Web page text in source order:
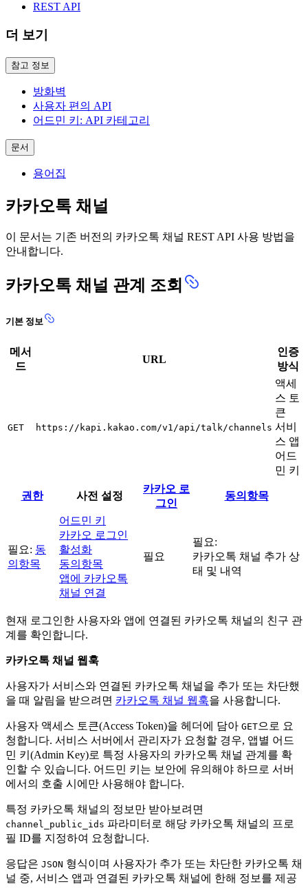
REST API
더 보기
참고 정보
방화벽
사용자 편의 API
어드민 키: API 카테고리
문서
용어집
카카오톡 채널
이 문서는 기존 버전의 카카오톡 채널 REST API 사용 방법을
안내합니다.
카카오톡 채널 관계 조회
기본 정보
메서
드
URL
인증
방식
GET https://kapi.kakao.com/v1/api/talk/channels
액세
스 토
큰
서비
스 앱
어드
민 키
권한 사전 설정
카카오 로
그인
동의항목
필요: 동
의항목
어드민 키
카카오 로그인
활성화
동의항목
앱에 카카오톡
채널 연결
필요
필요:
카카오톡 채널 추가 상
태 및 내역
현재 로그인한 사용자와 앱에 연결된 카카오톡 채널의 친구 관
계를 확인합니다.
카카오톡 채널 웹훅
사용자가 서비스와 연결된 카카오톡 채널을 추가 또는 차단했
을 때 알림을 받으려면 카카오톡 채널 웹훅을 사용합니다.
사용자 액세스 토큰(Access Token)을 헤더에 담아 GET으로 요
청합니다. 서비스 서버에서 관리자가 요청할 경우, 앱별 어드
민 키(Admin Key)로 특정 사용자의 카카오톡 채널 관계를 확
인할 수 있습니다. 어드민 키는 보안에 유의해야 하므로 서버
에서의 호출 시에만 사용해야 합니다.
특정 카카오톡 채널의 정보만 받아보려면
channel_public_ids 파라미터로 해당 카카오톡 채널의 프로
필 ID를 지정하여 요청합니다.
응답은 JSON 형식이며 사용자가 추가 또는 차단한 카카오톡 채
널 중, 서비스 앱과 연결된 카카오톡 채널에 한해 정보를 제공